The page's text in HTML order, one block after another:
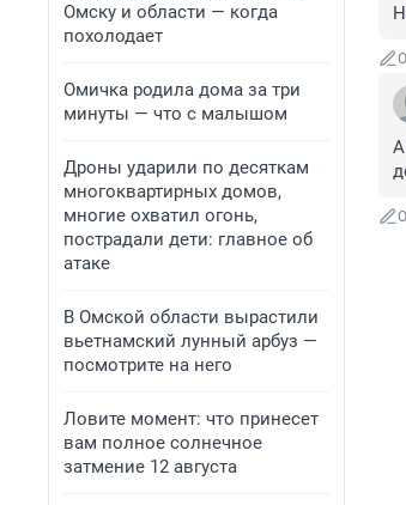
Омску и области — когда
похолодает
Омичка родила дома за три
минуты — что с малышом
Дроны ударили по десяткам
многоквартирных домов,
многие охватил огонь,
пострадали дети: главное об
атаке
В Омской области вырастили
вьетнамский лунный арбуз —
посмотрите на него
Ловите момент: что принесет
вам полное солнечное
затмение 12 августа